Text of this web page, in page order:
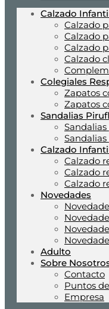
Calzado
Calzado
Calzado
Calzado
Calzado
Colegiales
Zapatos
Zapatos
Sandalias
Calzado
Calzado
Calzado
Calzado
Novedades
Adulto
Sobre
Contacto
Puntos
Empresa